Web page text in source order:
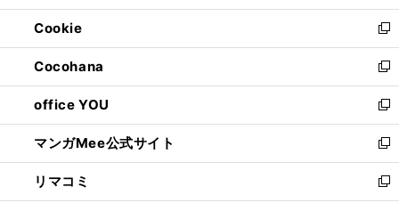
開
く
ウ
で
開
く
ン
ド
ウ
で
開
く
ウ
ィ
ン
ド
ウ
で
開
く
Cookie
新
し
い
ウ
ィ
ン
ド
ウ
で
Cocohana
新
し
い
ウ
ィ
ン
ド
office YOU
新
し
い
ウ
ィ
マンガMee公式サイト
新
し
い
リマコミ
新